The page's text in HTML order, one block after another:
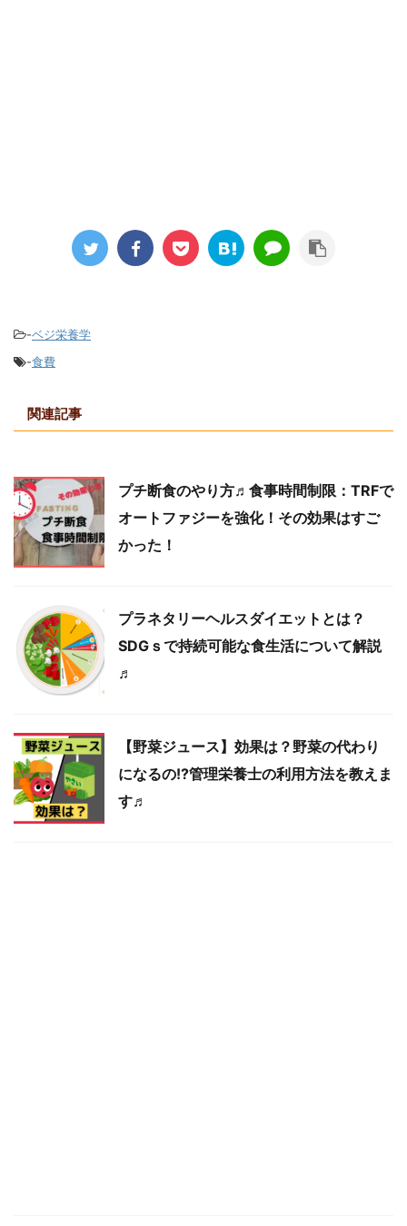
-ベジ栄養学
-食費
関連記事
プチ断食のやり方♬食事時間制限：TRFで
オートファジーを強化！その効果はすご
かった！
プラネタリーヘルスダイエットとは？
SDGｓで持続可能な食生活について解説
♬
【野菜ジュース】効果は？野菜の代わり
になるの!?管理栄養士の利用方法を教えま
す♬